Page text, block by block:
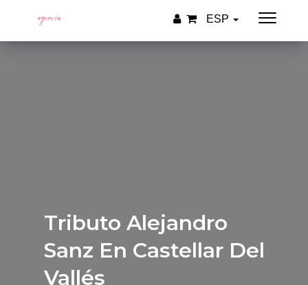
ESP
Tributo Alejandro
Sanz En Castellar Del
Vallés